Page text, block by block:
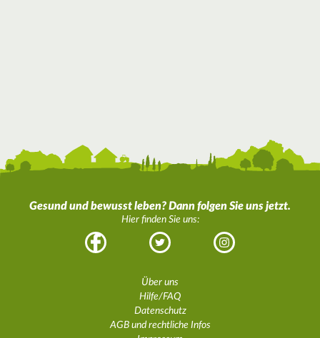
Gesund und bewusst leben? Dann folgen Sie uns jetzt.
Hier finden Sie uns:
Facebook Twitter Instagram
Über uns
Hilfe/FAQ
Datenschutz
AGB und rechtliche Infos